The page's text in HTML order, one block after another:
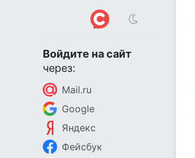
Войдите на сайт
через:
Mail.ru
Google
Яндекс
Фейсбук